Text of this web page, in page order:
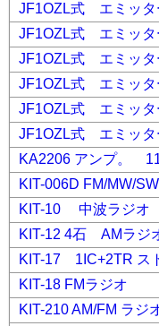
JF1OZL式 エミッタ
JF1OZL式 エミッタ
JF1OZL式 エミッタ
JF1OZL式 エミッ
JF1OZL式 エミッ
JF1OZL式 エミッ
KA2206 アンプ。
KIT-006D FM/MW/
KIT-10 中波ラジオ
KIT-12 4石 AMラジ
KIT-17 1IC+2TR ス
KIT-18 FMラジオ
KIT-210 AM/FM ラジ